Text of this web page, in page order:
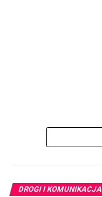
DROGI I KOMUNIKACJA